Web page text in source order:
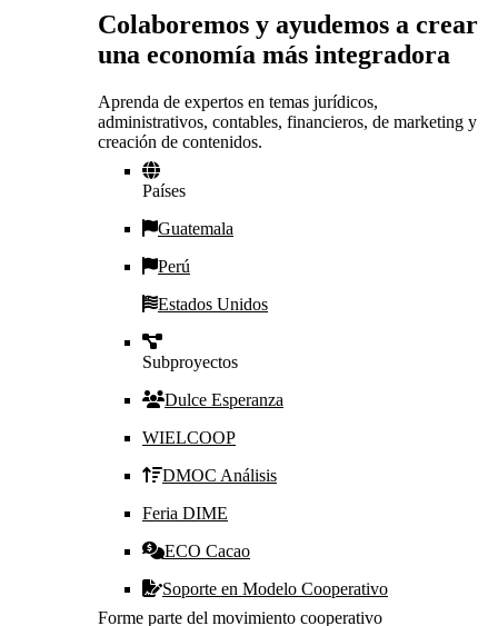
Colaboremos y ayudemos a crear
una economía más integradora
Aprenda de expertos en temas jurídicos,
administrativos, contables, financieros, de marketing y
creación de contenidos.
Países
Guatemala
Perú
Estados Unidos
Subproyectos
Dulce Esperanza
WIELCOOP
DMOC Análisis
Feria DIME
ECO Cacao
Soporte en Modelo Cooperativo
Forme parte del movimiento cooperativo